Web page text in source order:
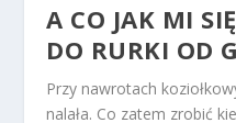
A CO JAK MI
DO RURKI OD
Przy nawrotach
nalała. Co zatem zrobić